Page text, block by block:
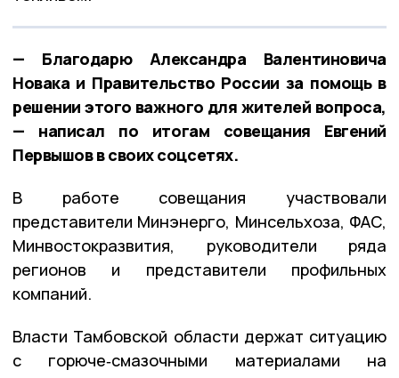
— Благодарю Александра Валентиновича
Новака и Правительство России за помощь в
решении этого важного для жителей вопроса,
— написал по итогам совещания Евгений
Первышов в своих соцсетях.
В работе совещания участвовали
представители Минэнерго, Минсельхоза, ФАС,
Минвостокразвития, руководители ряда
регионов и представители профильных
компаний.
Власти Тамбовской области держат ситуацию
с горюче‑смазочными материалами на